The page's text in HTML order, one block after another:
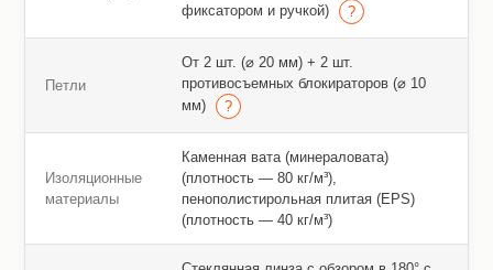
фиксатором и ручкой)
Петли
От 2 шт. (⌀ 20 мм) + 2 шт.
противосъемных блокираторов (⌀ 10
мм)
Изоляционные
материалы
Каменная вата (минераловата)
(плотность — 80 кг/м³),
пенополистирольная плитая (EPS)
(плотность — 40 кг/м³)